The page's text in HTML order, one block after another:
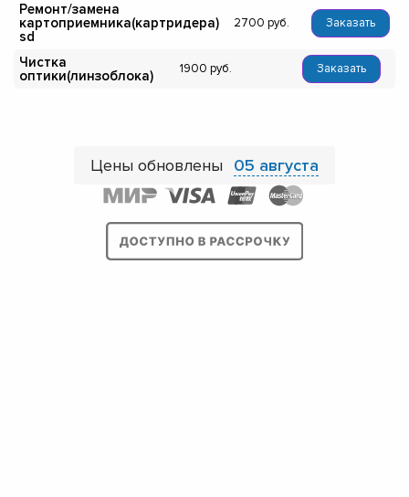
Ремонт/замена
картоприемника(картридера)
sd
2700 Заказать
Чистка
оптики(линзоблока)
1900 Заказать
Цены обновлены 05 августа